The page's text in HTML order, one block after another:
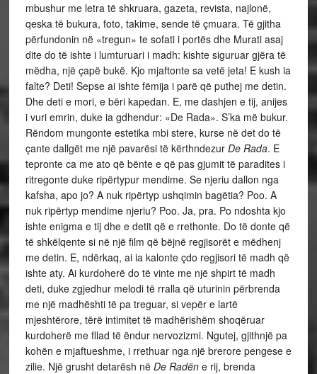
mbushur me letra të shkruara, gazeta, revista, najlonë,
qeska të bukura, foto, takime, sende të çmuara. Të gjitha
përfundonin në «tregun» te sofati i portës dhe Murati asaj
dite do të ishte i lumturuari i madh: kishte siguruar gjëra të
mëdha, një çapë bukë. Kjo mjaftonte sa vetë jeta! E kush ia
falte? Deti! Sepse ai ishte fëmija i parë që puthej me detin.
Dhe deti e mori, e bëri kapedan. E, me dashjen e tij, anijes
i vuri emrin, duke ia gdhendur: «De Rada». S’ka më bukur.
Rëndom mungonte estetika mbi stere, kurse në det do të
çante dallgët me një pavarësi të kërthndezur De Rada. E
tepronte ca me ato që bënte e që pas gjumit të paradites i
ritregonte duke ripërtypur mendime. Se njeriu dallon nga
kafsha, apo jo? A nuk ripërtyp ushqimin bagëtia? Poo. A
nuk ripërtyp mendime njeriu? Poo. Ja, pra. Po ndoshta kjo
ishte enigma e tij dhe e detit që e rrethonte. Do të donte që
të shkëlqente si në një film që bëjnë regjisorët e mëdhenj
me detin. E, ndërkaq, ai ia kalonte çdo regjisori të madh që
ishte aty. Ai kurdoherë do të vinte me një shpirt të madh
deti, duke zgjedhur melodi të rralla që uturinin përbrenda
me një madhështi të pa treguar, si vepër e lartë
mjeshtërore, tërë intimitet të madhërishëm shoqëruar
kurdoherë me fllad të ëndur nervozizmi. Ngutej, gjithnjë pa
kohën e mjaftueshme, i rrethuar nga një brerore pengese e
zilie. Një grusht detarësh në De Radëne rij, brenda